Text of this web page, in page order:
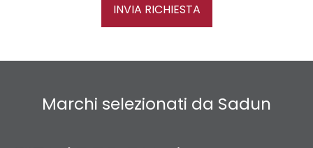
INVIA RICHIESTA
Marchi selezionati da Sadun